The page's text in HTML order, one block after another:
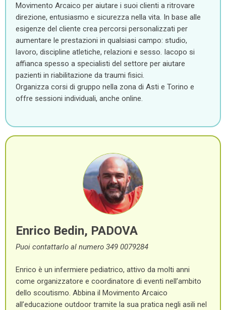
Movimento Arcaico per aiutare i suoi clienti a ritrovare
direzione, entusiasmo e sicurezza nella vita. In base alle
esigenze del cliente crea percorsi personalizzati per
aumentare le prestazioni in qualsiasi campo: studio,
lavoro, discipline atletiche, relazioni e sesso. Iacopo si
affianca spesso a specialisti del settore per aiutare
pazienti in riabilitazione da traumi fisici.
Organizza corsi di gruppo nella zona di Asti e Torino e
offre sessioni individuali, anche online.
Enrico Bedin, PADOVA
Puoi contattarlo al numero 349 0079284
Enrico è un infermiere pediatrico, attivo da molti anni
come organizzatore e coordinatore di eventi nell’ambito
dello scoutismo. Abbina il Movimento Arcaico
all’educazione outdoor tramite la sua pratica negli asili nel